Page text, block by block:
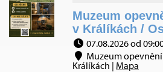
Muzeum
v Králíkách /
07.08.2026 od
Muzeum
Králíkách | Mapa